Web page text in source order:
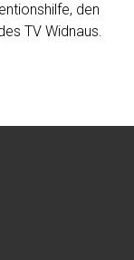
den
TV Widnaus.